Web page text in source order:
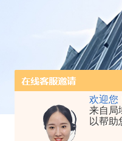
欢迎您
来自局
以帮助